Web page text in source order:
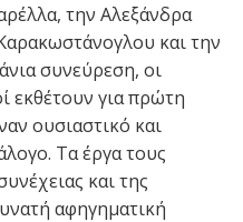
την Αλεξάνδρα
και την
συνεύρεση, οι
εκθέτουν για πρώτη
ουσιαστικό και
Τα έργα τους
και της
αφηγηματική